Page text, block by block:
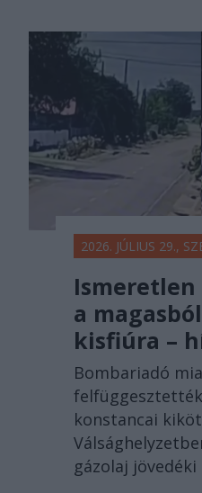
2026. JÚLIUS 29.,
a
kisfiúra –
Bombariadó
konstancai
gázolaj jövedéki